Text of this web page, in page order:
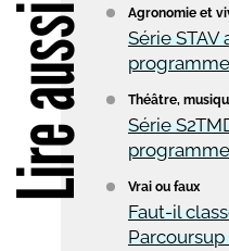
Agronomie et
Série
Théâtre,
Série
Vrai ou faux
Faut-il
Parcoursup